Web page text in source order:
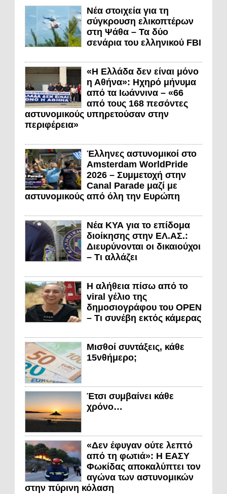
Νέα στοιχεία για τη
σύγκρουση ελικοπτέρων
στη Ψάθα – Τα δύο
σενάρια του ελληνικού FBI
«Η Ελλάδα δεν είναι μόνο
η Αθήνα»: Ηχηρό μήνυμα
από τα Ιωάννινα – «66
από τους 168 πεσόντες
αστυνομικούς υπηρετούσαν στην
περιφέρεια»
Έλληνες αστυνομικοί στο
Amsterdam WorldPride
2026 – Συμμετοχή στην
Canal Parade μαζί με
αστυνομικούς από όλη την Ευρώπη
Νέα ΚΥΑ για το επίδομα
διοίκησης στην ΕΛ.ΑΣ.:
Διευρύνονται οι δικαιούχοι
– Τι αλλάζει
Η αλήθεια πίσω από το
viral γέλιο της
δημοσιογράφου του OPEN
– Τι συνέβη εκτός κάμερας
Μισθοί συντάξεις, κάθε
15νθήμερο;
Έτσι συμβαίνει κάθε
χρόνο…
«Δεν έφυγαν ούτε λεπτό
από τη φωτιά»: Η ΕΑΣΥ
Φωκίδας αποκαλύπτει τον
αγώνα των αστυνομικών
στην πύρινη κόλαση